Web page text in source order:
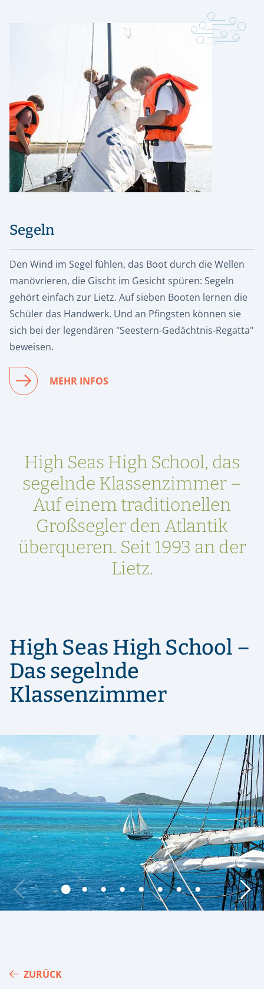
Segeln
Den Wind im Segel fühlen, das Boot durch die Wellen
manövrieren, die Gischt im Gesicht spüren: Segeln
gehört einfach zur Lietz. Auf sieben Booten lernen die
Schüler das Handwerk. Und an Pfingsten können sie
sich bei der legendären "Seestern-Gedächtnis-Regatta"
beweisen.
MEHR INFOS
High Seas High School, das
segelnde Klassenzimmer –
Auf einem traditionellen
Großsegler den Atlantik
überqueren. Seit 1993 an der
Lietz.
High Seas High School –
Das segelnde
Klassenzimmer
ZURÜCK